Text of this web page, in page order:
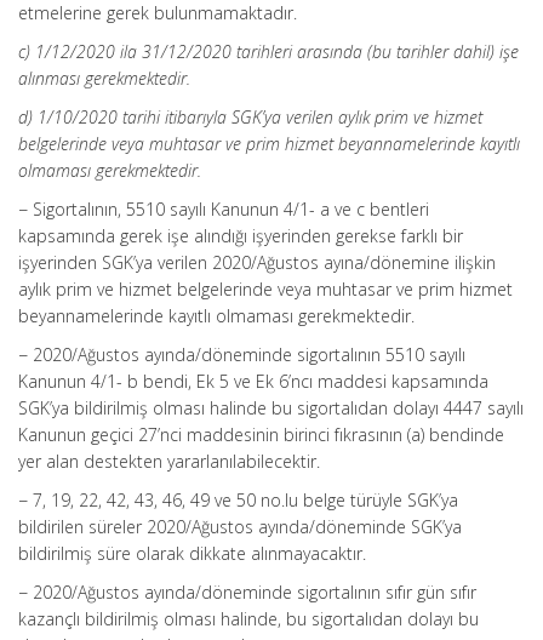
etmelerine gerek bulunmamaktadır.
c) 1/12/2020 ila 31/12/2020 tarihleri arasında (bu tarihler dahil) işe
alınması gerekmektedir.
d) 1/10/2020 tarihi itibarıyla SGK’ya verilen aylık prim ve hizmet
belgelerinde veya muhtasar ve prim hizmet beyannamelerinde kayıtlı
olmaması gerekmektedir.
− Sigortalının, 5510 sayılı Kanunun 4/1- a ve c bentleri
kapsamında gerek işe alındığı işyerinden gerekse farklı bir
işyerinden SGK’ya verilen 2020/Ağustos ayına/dönemine ilişkin
aylık prim ve hizmet belgelerinde veya muhtasar ve prim hizmet
beyannamelerinde kayıtlı olmaması gerekmektedir.
− 2020/Ağustos ayında/döneminde sigortalının 5510 sayılı
Kanunun 4/1- b bendi, Ek 5 ve Ek 6’ncı maddesi kapsamında
SGK’ya bildirilmiş olması halinde bu sigortalıdan dolayı 4447 sayılı
Kanunun geçici 27’nci maddesinin birinci fıkrasının (a) bendinde
yer alan destekten yararlanılabilecektir.
− 7, 19, 22, 42, 43, 46, 49 ve 50 no.lu belge türüyle SGK’ya
bildirilen süreler 2020/Ağustos ayında/döneminde SGK’ya
bildirilmiş süre olarak dikkate alınmayacaktır.
− 2020/Ağustos ayında/döneminde sigortalının sıfır gün sıfır
kazançlı bildirilmiş olması halinde, bu sigortalıdan dolayı bu